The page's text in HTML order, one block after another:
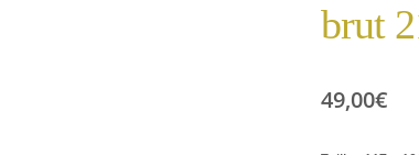
brut
49,00€